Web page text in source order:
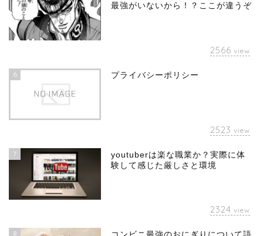
最強がいないから！？ここが違うぞ
2566 view
6 プライバシーポリシー
2523 view
7
youtuberは楽な職業か？実際に体
験して感じた厳しさと環境
2324 view
8